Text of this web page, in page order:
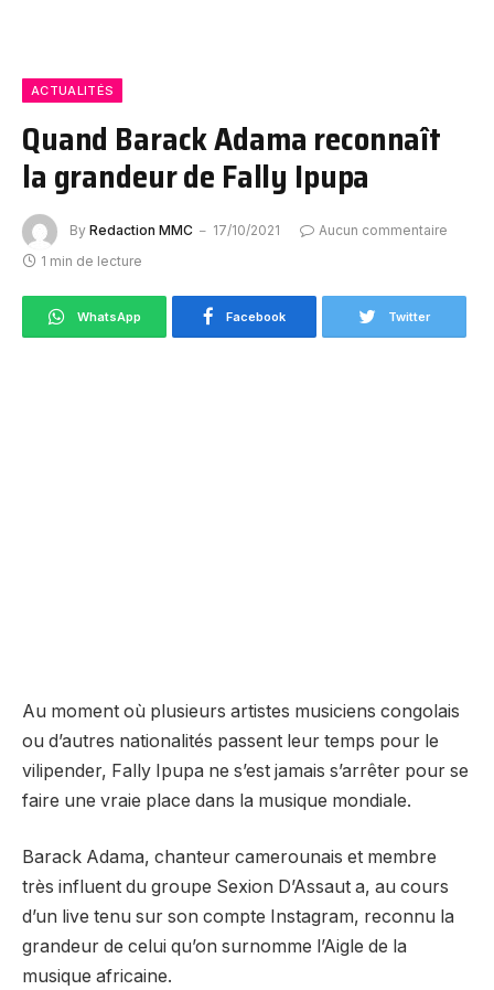
ACTUALITÉS
Quand Barack Adama reconnaît
la grandeur de Fally Ipupa
By Redaction MMC 17/10/2021
Aucun commentaire
1 min de lecture
WhatsApp Facebook Twitter
Au moment où plusieurs artistes musiciens congolais
ou d’autres nationalités passent leur temps pour le
vilipender, Fally Ipupa ne s’est jamais s’arrêter pour se
faire une vraie place dans la musique mondiale.
Barack Adama, chanteur camerounais et membre
très influent du groupe Sexion D’Assaut a, au cours
d’un live tenu sur son compte Instagram, reconnu la
grandeur de celui qu’on surnomme l’Aigle de la
musique africaine.